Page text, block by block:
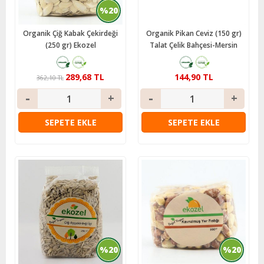
%20
Organik Çiğ Kabak Çekirdeği
(250 gr) Ekozel
289,68 TL
362,10 TL
SEPETE EKLE
Organik Pikan Ceviz (150 gr)
Talat Çelik Bahçesi-Mersin
144,90 TL
SEPETE EKLE
%20 %20